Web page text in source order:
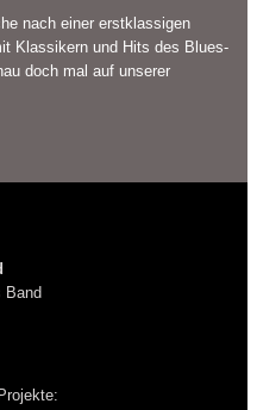
nach einer erstklassigen
Klassikern und Hits des Blues-
doch mal auf unserer
Band